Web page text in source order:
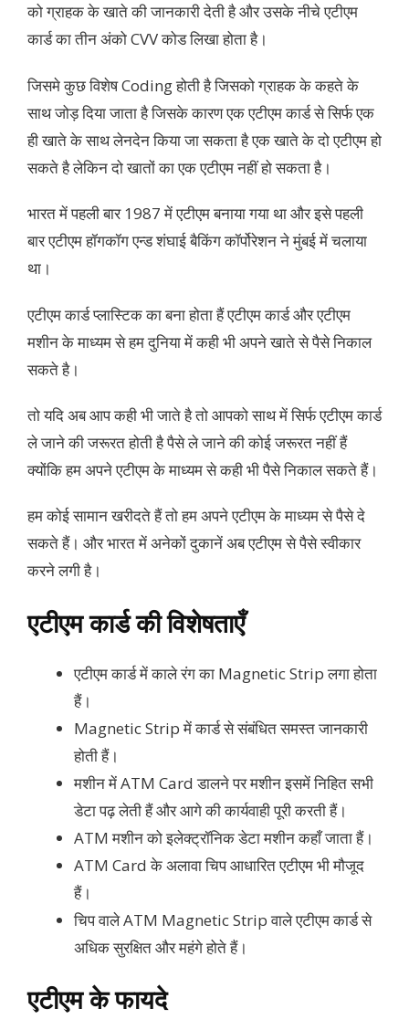
को ग्राहक के खाते की जानकारी देती है और उसके नीचे एटीएम
कार्ड का तीन अंको CVV कोड लिखा होता है।
जिसमे कुछ विशेष Coding होती है जिसको ग्राहक के कहते के
साथ जोड़ दिया जाता है जिसके कारण एक एटीएम कार्ड से सिर्फ एक
ही खाते के साथ लेनदेन किया जा सकता है एक खाते के दो एटीएम हो
सकते है लेकिन दो खातों का एक एटीएम नहीं हो सकता है।
भारत में पहली बार 1987 में एटीएम बनाया गया था और इसे पहली
बार एटीएम हॉगकॉग एन्ड शंघाई बैकिंग कॉर्पोरेशन ने मुंबई में चलाया
था।
एटीएम कार्ड प्लास्टिक का बना होता हैं एटीएम कार्ड और एटीएम
मशीन के माध्यम से हम दुनिया में कही भी अपने खाते से पैसे निकाल
सकते है।
तो यदि अब आप कही भी जाते है तो आपको साथ में सिर्फ एटीएम कार्ड
ले जाने की जरूरत होती है पैसे ले जाने की कोई जरूरत नहीं हैं
क्योंकि हम अपने एटीएम के माध्यम से कही भी पैसे निकाल सकते हैं।
हम कोई सामान खरीदते हैं तो हम अपने एटीएम के माध्यम से पैसे दे
सकते हैं। और भारत में अनेकों दुकानें अब एटीएम से पैसे स्वीकार
करने लगी है।
एटीएम कार्ड की विशेषताएँ
एटीएम कार्ड में काले रंग का Magnetic Strip लगा होता
हैं।
Magnetic Strip में कार्ड से संबंधित समस्त जानकारी
होती हैं।
मशीन में ATM Card डालने पर मशीन इसमें निहित सभी
डेटा पढ़ लेती हैं और आगे की कार्यवाही पूरी करती हैं।
ATM मशीन को इलेक्ट्रॉनिक डेटा मशीन कहाँ जाता हैं।
ATM Card के अलावा चिप आधारित एटीएम भी मौजूद
हैं।
चिप वाले ATM Magnetic Strip वाले एटीएम कार्ड से
अधिक सुरक्षित और महंगे होते हैं।
एटीएम के फायदे